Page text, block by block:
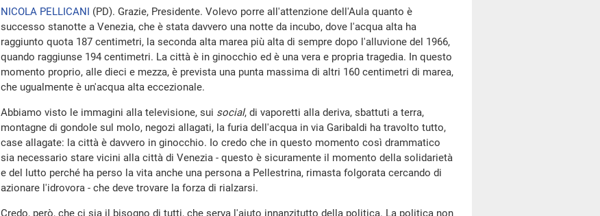
NICOLA PELLICANI (PD). Grazie, Presidente. Volevo porre all'attenzione dell'Aula quanto è
successo stanotte a Venezia, che è stata davvero una notte da incubo, dove l'acqua alta ha
raggiunto quota 187 centimetri, la seconda alta marea più alta di sempre dopo l'alluvione del 1966,
quando raggiunse 194 centimetri. La città è in ginocchio ed è una vera e propria tragedia. In questo
momento proprio, alle dieci e mezza, è prevista una punta massima di altri 160 centimetri di marea,
che ugualmente è un'acqua alta eccezionale.
Abbiamo visto le immagini alla televisione, sui social, di vaporetti alla deriva, sbattuti a terra,
montagne di gondole sul molo, negozi allagati, la furia dell'acqua in via Garibaldi ha travolto tutto,
case allagate: la città è davvero in ginocchio. Io credo che in questo momento così drammatico
sia necessario stare vicini alla città di Venezia - questo è sicuramente il momento della solidarietà
e del lutto perché ha perso la vita anche una persona a Pellestrina, rimasta folgorata cercando di
azionare l'idrovora - che deve trovare la forza di rialzarsi.
Credo, però, che ci sia il bisogno di tutti, che serva l'aiuto innanzitutto della politica. La politica non